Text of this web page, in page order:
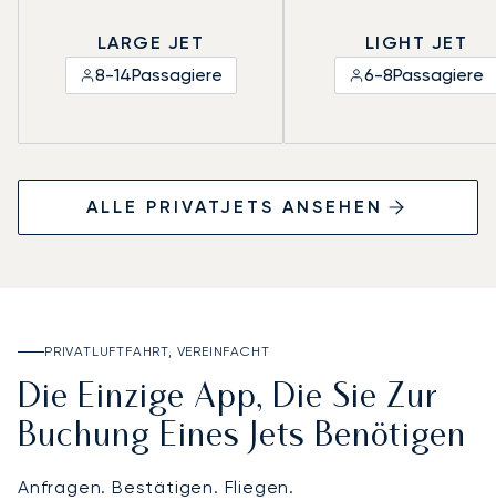
LARGE JET
8-14Passagiere
LIGHT JET
6-8Passagiere
ALLE PRIVATJETS ANSEHEN
PRIVATLUFTFAHRT, VEREINFACHT
Die Einzige App, Die Sie Zur
Buchung Eines Jets Benötigen
Anfragen. Bestätigen. Fliegen.